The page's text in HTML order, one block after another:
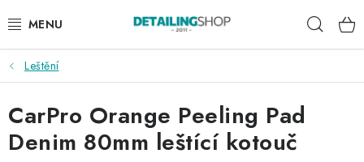
na
AKCE
NOVINKY
EXTERIÉR
Leštění
CarPro Orange Peeling Pad
Denim 80mm leštící kotouč